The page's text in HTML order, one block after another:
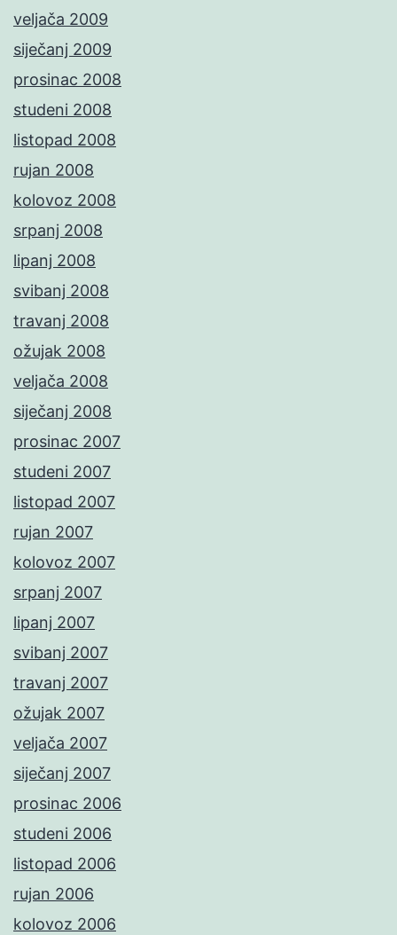
veljača 2009
siječanj 2009
prosinac 2008
studeni 2008
listopad 2008
rujan 2008
kolovoz 2008
srpanj 2008
lipanj 2008
svibanj 2008
travanj 2008
ožujak 2008
veljača 2008
siječanj 2008
prosinac 2007
studeni 2007
listopad 2007
rujan 2007
kolovoz 2007
srpanj 2007
lipanj 2007
svibanj 2007
travanj 2007
ožujak 2007
veljača 2007
siječanj 2007
prosinac 2006
studeni 2006
listopad 2006
rujan 2006
kolovoz 2006